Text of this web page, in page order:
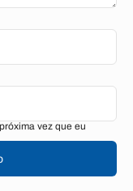
vez que eu